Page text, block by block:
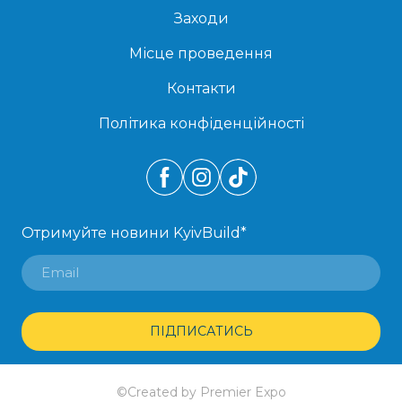
Заходи
Місце проведення
Контакти
Політика конфіденційності
Отримуйте новини KyivBuild*
ПІДПИСАТИСЬ
©Created by Premier Expo